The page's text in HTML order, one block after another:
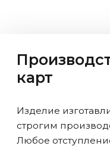
карт
Изделие
строгим
Любое